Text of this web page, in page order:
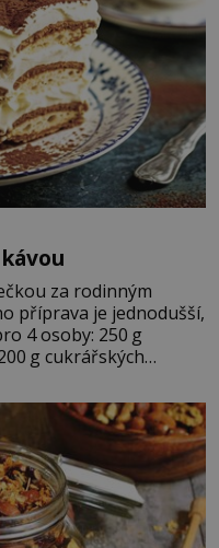
za rodinným
příprava je jednodušší,
250 g
od bílků. Žloutky
a postupně do nich
hladký